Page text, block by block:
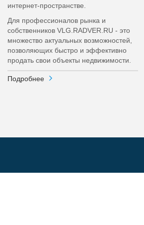
интернет-пространстве.
Для профессионалов рынка и
собственников VLG.RADVER.RU - это
множество актуальных возможностей,
позволяющих быстро и эффективно
продать свои объекты недвижимости.
Подробнее